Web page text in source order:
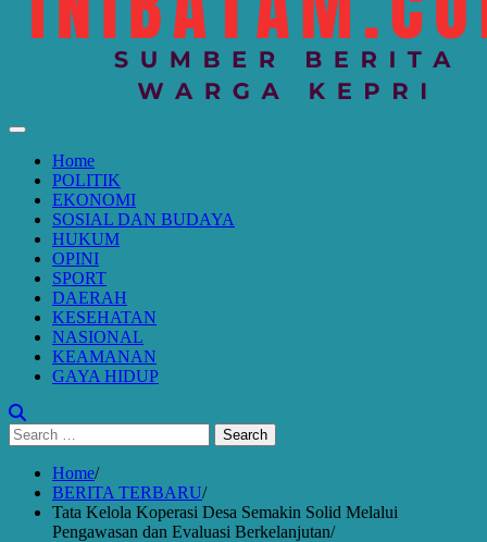
Home
POLITIK
EKONOMI
SOSIAL DAN BUDAYA
HUKUM
OPINI
SPORT
DAERAH
KESEHATAN
NASIONAL
KEAMANAN
GAYA HIDUP
Search
for:
Home
BERITA TERBARU
Tata Kelola Koperasi Desa Semakin Solid Melalui
Pengawasan dan Evaluasi Berkelanjutan